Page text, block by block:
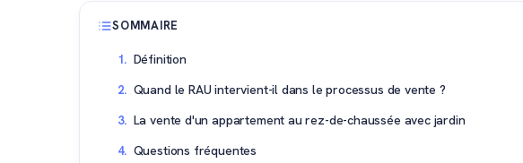
SOMMAIRE
Définition
Quand le RAU intervient-il dans le processus de vente ?
La vente d'un appartement au rez-de-chaussée avec jardin
Questions fréquentes